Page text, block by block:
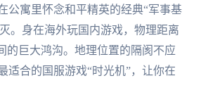
公寓里怀念和平精英的经典“军事基
。身在海外玩国内游戏，物理距离
的巨大鸿沟。地理位置的隔阂不应
适合的国服游戏“时光机”，让你在